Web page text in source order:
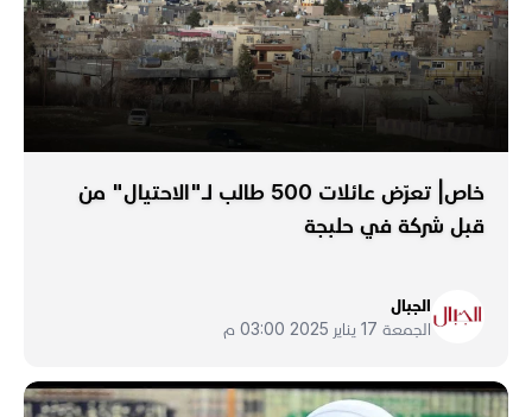
خاص| تعرّض عائلات 500 طالب لـ"الاحتيال" من
قبل شركة في حلبجة
الجبال
الجمعة 17 يناير 2025 03:00 م